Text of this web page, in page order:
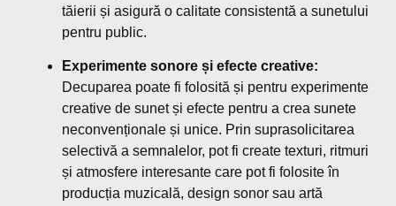
tăierii și asigură o calitate consistentă a sunetului
pentru public.
Experimente sonore și efecte creative:
Decuparea poate fi folosită și pentru experimente
creative de sunet și efecte pentru a crea sunete
neconvenționale și unice. Prin suprasolicitarea
selectivă a semnalelor, pot fi create texturi, ritmuri
și atmosfere interesante care pot fi folosite în
producția muzicală, design sonor sau artă